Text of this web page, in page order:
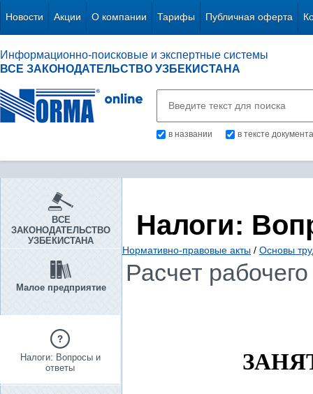
Новости Акции О компании Тарифы Публичная оферта
Информационно-поисковые и экспертные системы
ВСЕ ЗАКОНОДАТЕЛЬСТВО УЗБЕКИСТАНА
в названии в тексте документа
ВСЕ
ЗАКОНОДАТЕЛЬСТВО
УЗБЕКИСТАНА
Малое предприятие
Налоги: Вопросы и
ответы
Налоги:
Нормативно-правовые акты / Основы
Расчет